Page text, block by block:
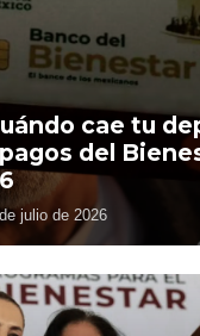
cae tu
del
julio de 2026